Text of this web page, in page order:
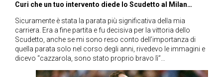
Curi che un tuo intervento diede lo Scudetto al Milan…
Sicuramente è stata la parata più significativa della mia
carriera. Era a fine partita e fu decisiva per la vittoria dello
Scudetto, anche se mi sono reso conto dell’importanza di
quella parata solo nel corso degli anni, rivedevo le immagini e
dicevo “cazzarola, sono stato proprio bravo lì”…